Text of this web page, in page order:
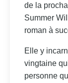
de la
Summer
roman à
Elle y
vingtaine
personne